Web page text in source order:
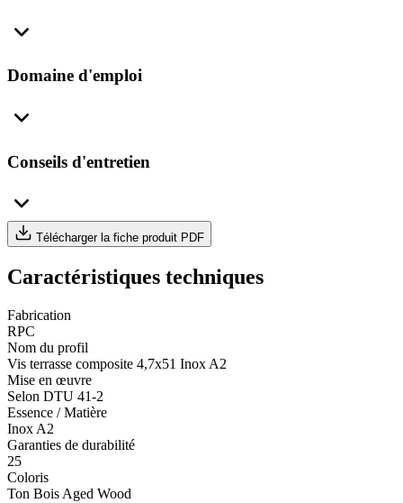
Domaine d'emploi
Conseils d'entretien
Télécharger la fiche produit PDF
Caractéristiques techniques
Fabrication
RPC
Nom du profil
Vis terrasse composite 4,7x51 Inox A2
Mise en œuvre
Selon DTU 41-2
Essence / Matière
Inox A2
Garanties de durabilité
25
Coloris
Ton Bois Aged Wood